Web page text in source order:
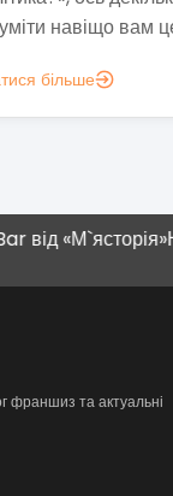
і
Новий
та актуальні